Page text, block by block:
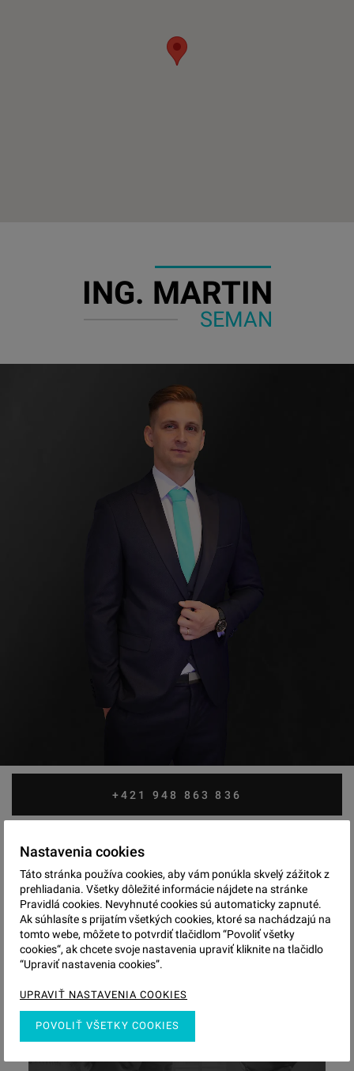
ING. MARTIN
SEMAN
+421 948 863 836
seman@visualreal.sk
MAKLÉR MÁ 55 PONÚK
Nastavenia cookies
Táto stránka používa cookies, aby vám ponúkla skvelý zážitok z
prehliadania. Všetky dôležité informácie nájdete na stránke
Pravidlá cookies. Nevyhnuté cookies sú automaticky zapnuté.
Ak súhlasíte s prijatím všetkých cookies, ktoré sa nachádzajú na
tomto webe, môžete to potvrdiť tlačidlom “Povoliť všetky
cookies“, ak chcete svoje nastavenia upraviť kliknite na tlačidlo
“Upraviť nastavenia cookies”.
UPRAVIŤ NASTAVENIA COOKIES
POVOLIŤ VŠETKY COOKIES